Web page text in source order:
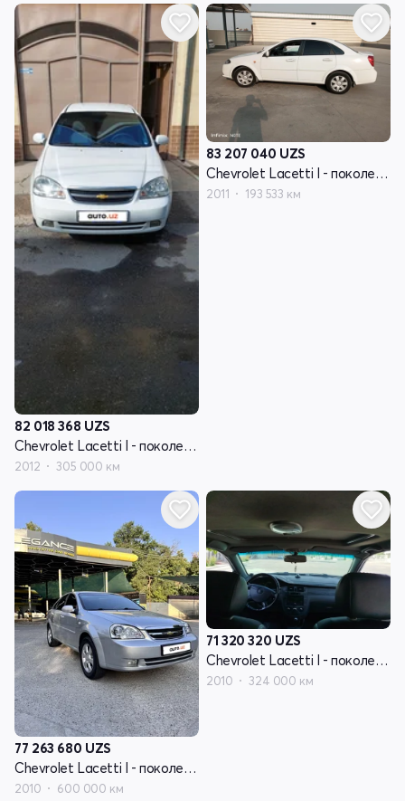
82 018 368 UZS
Chevrolet Lacetti I - поколение
2012 305 000 км
83 207 040 UZS
Chevrolet Lacetti I - поколение
2011 193 533 км
77 263 680 UZS
Chevrolet Lacetti I - поколение
2010 600 000 км
71 320 320 UZS
Chevrolet Lacetti I - поколение
2010 324 000 км